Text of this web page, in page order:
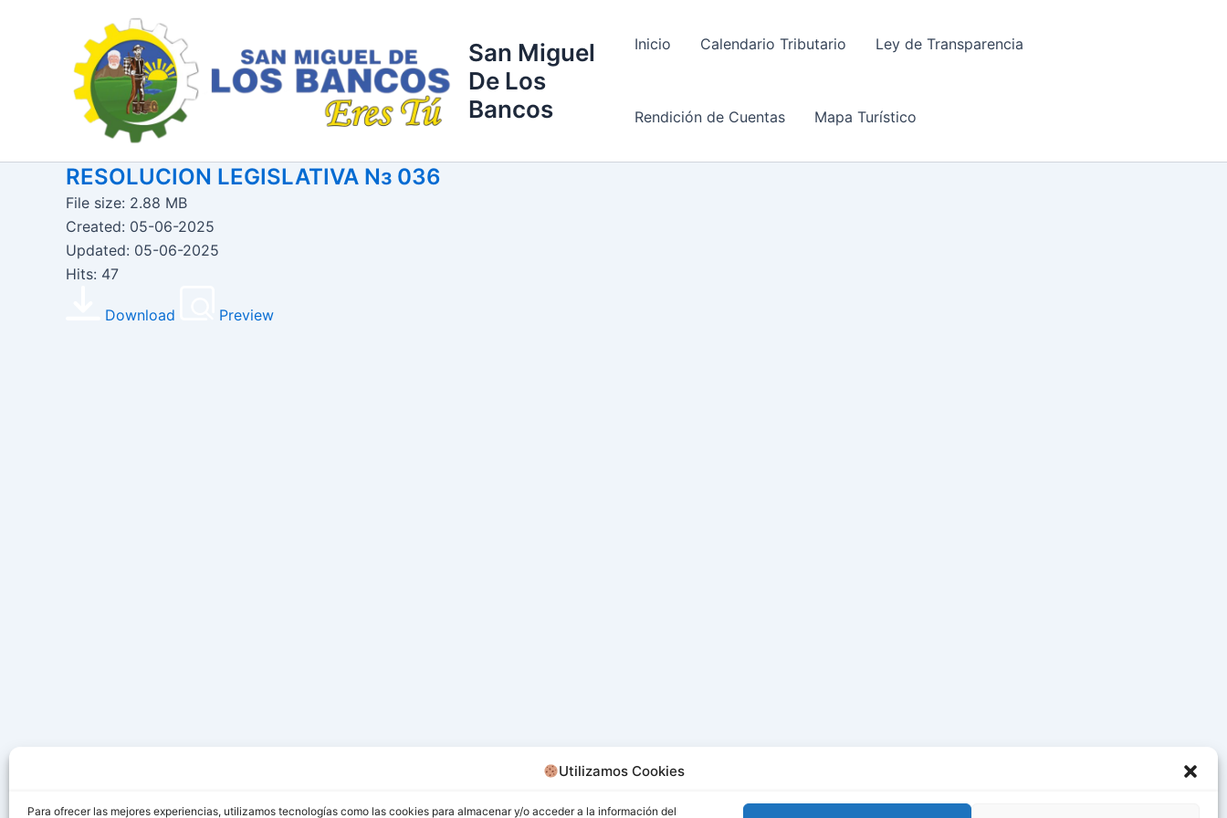
Utilizamos Cookies
Para ofrecer las mejores experiencias, utilizamos tecnologías como las cookies para almacenar y/o acceder a la información del
San Miguel
De Los
Bancos
Inicio Calendario Tributario Ley de Transparencia
Rendición de Cuentas Mapa Turístico
RESOLUCION LEGISLATIVA Nз 036
File size: 2.88 MB
Created: 05-06-2025
Updated: 05-06-2025
Hits: 47
Download Preview